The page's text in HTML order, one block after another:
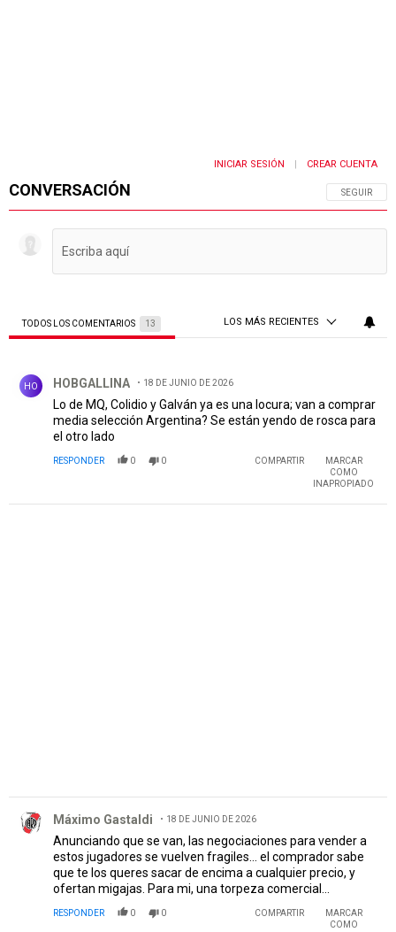
CONVERSACIÓN SIGA ESTA
SEGUIR
INICIAR SESIÓN CREAR CUENTA
TODOS LOS COMENTARIOS 13 LOS MÁS RECIENTES
HO HOBGALLINA 18 DE JUNIO DE 2026
Lo de MQ, Colidio y Galván ya es una locura; van a comprar
media selección Argentina? Se están yendo de rosca para
el otro lado
RESPONDER 0 0 COMPARTIR
MARCAR
COMO
INAPROPIADO
Máximo Gastaldi 18 DE JUNIO DE 2026
Anunciando que se van, las negociaciones para vender a
estos jugadores se vuelven fragiles... el comprador sabe
que te los queres sacar de encima a cualquier precio, y
ofertan migajas. Para mi, una torpeza comercial...
RESPONDER 0 0 COMPARTIR
MARCAR
COMO